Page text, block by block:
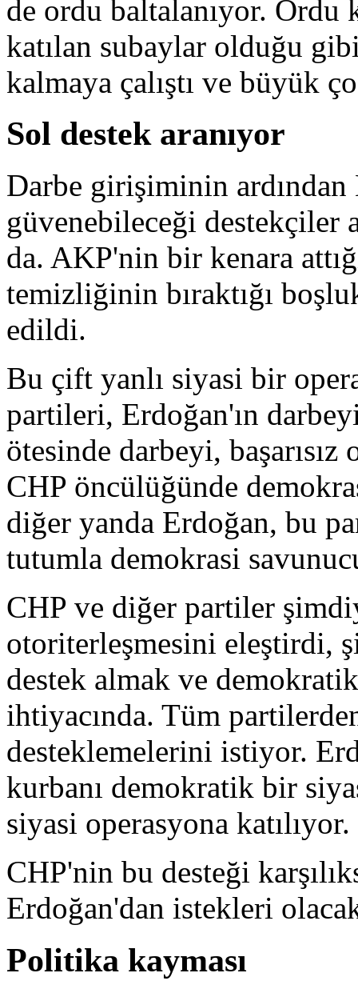
de ordu baltalanıyor. Ordu
katılan subaylar olduğu
kalmaya çalıştı ve büyük
Sol destek aranıyor
Darbe girişiminin ardından
güvenebileceği destekçiler
da. AKP'nin bir kenara
temizliğinin bıraktığı
edildi.
Bu çift yanlı siyasi bir
partileri, Erdoğan'ın
ötesinde darbeyi, başarısız
CHP öncülüğünde
diğer yanda Erdoğan, bu
tutumla demokrasi
CHP ve diğer partiler
otoriterleşmesini eleştirdi,
destek almak ve
ihtiyacında. Tüm
desteklemelerini istiyor.
kurbanı demokratik bir
siyasi operasyona katılıyor.
CHP'nin bu desteği
Erdoğan'dan istekleri
Politika kayması